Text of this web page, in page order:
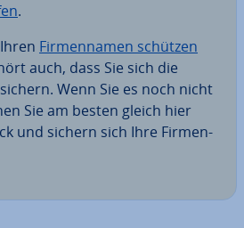
.
Fir­men­na­men schützen
auch, dass Sie sich die
Wenn Sie es noch nicht
Sie am besten gleich hier
und sichern sich Ihre Fir­men­